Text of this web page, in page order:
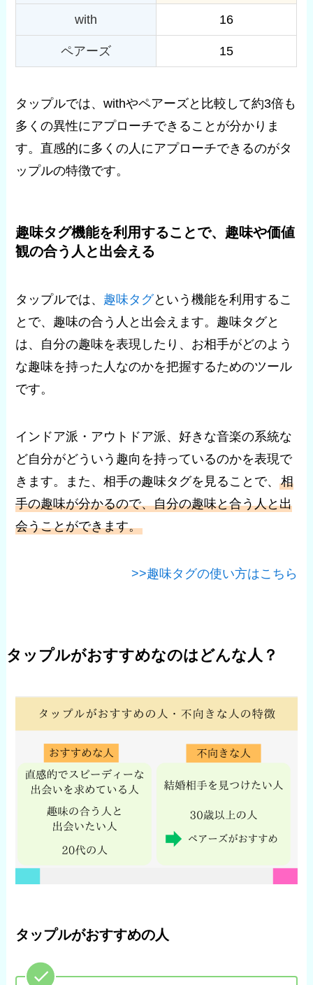
with 16
ペアーズ 15
タップルでは、withやペアーズと比較して約3倍も
多くの異性にアプローチできることが分かりま
す。直感的に多くの人にアプローチできるのがタ
ップルの特徴です。
趣味タグ機能を利用することで、趣味や価値
観の合う人と出会える
タップルでは、 趣味タグという機能を利用するこ
とで、趣味の合う人と出会えます。趣味タグと
は、自分の趣味を表現したり、お相手がどのよう
な趣味を持った人なのかを把握するためのツール
です。
インドア派・アウトドア派、好きな音楽の系統な
ど自分がどういう趣向を持っているのかを表現で
きます。また、相手の趣味タグを見ることで、相
手の趣味が分かるので、自分の趣味と合う人と出
会うことができます。
>>趣味タグの使い方はこちら
タップルがおすすめなのはどんな人？
タップルがおすすめの人